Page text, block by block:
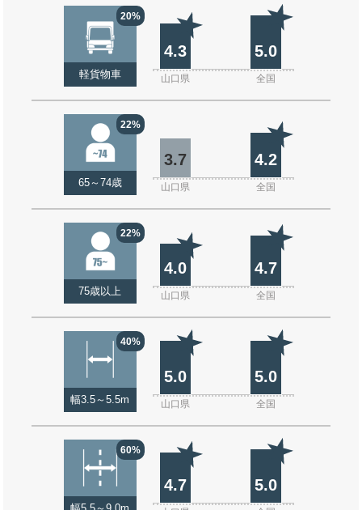
20%
軽貨物車
4.3 5.0
山口県 全国
22%
65～74歳
3.7 4.2
山口県 全国
22%
75歳以上
4.0 4.7
山口県 全国
40%
幅3.5～5.5m
5.0 5.0
山口県 全国
60%
4.7 5.0